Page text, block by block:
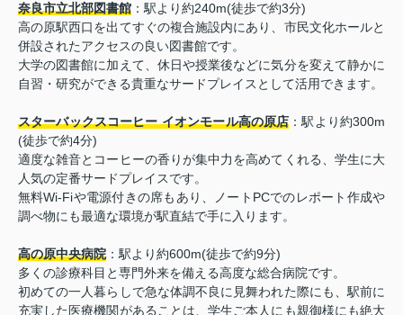
奈良市立北部図書館 ：駅より約240m(徒歩で約3分)
高の原駅西口を出てすぐの複合施設内にあり、市民文化ホールと
併設されたアクセスの良い図書館です。
大学の図書館に加えて、休日や授業後などに気分を変えて静かに
自習・研究ができる貴重なサードプレイスとして活用できます。
スターバックスコーヒー イオンモール高の原店 ：駅より約300m
(徒歩で約4分)
適度な雑音とコーヒーの香りが集中力を高めてくれる、学生に大
人気の定番サードプレイスです。
無料Wi-Fiや電源付きの席もあり、ノートPCでのレポート作成や
調べ物にも最適な環境が駅直結で手に入ります。
高の原中央病院 ：駅より約600m(徒歩で約9分)
多くの診療科目と専門外来を備える高度な総合病院です。
初めての一人暮らしで急な体調不良に見舞われた際にも、駅前に
充実した医療機関があることは、学生ご本人にも親御様にも絶大